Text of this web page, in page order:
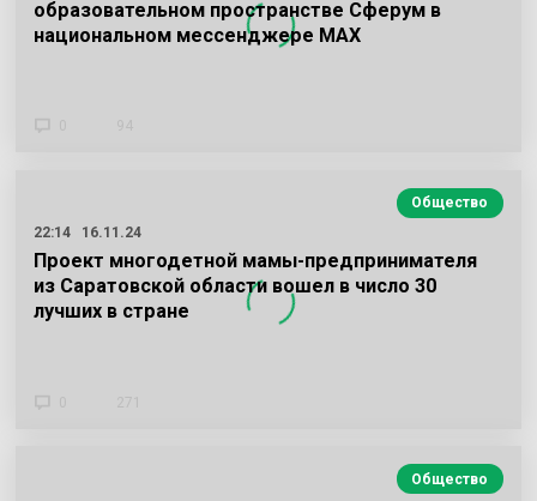
образовательном пространстве Сферум в
национальном мессенджере МАХ
Общество
22:14
16.11.24
Проект многодетной мамы-предпринимателя
из Саратовской области вошел в число 30
лучших в стране
Общество